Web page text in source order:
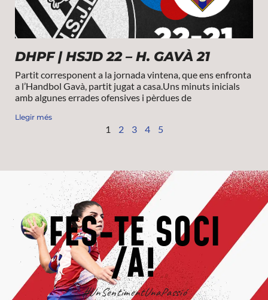
DHPF | HSJD 22 – H. GAVÀ 21
Partit corresponent a la jornada vintena, que ens enfronta
a l’Handbol Gavà, partit jugat a casa.Uns minuts inicials
amb algunes errades ofensives i pèrdues de
Llegir més
1 2 3 4 5
FES-TE SOCI
/A!
#UnSentimentUnaPassió